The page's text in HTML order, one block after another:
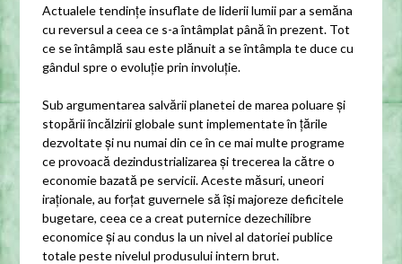
Actualele tendințe insuflate de liderii lumii par a semăna
cu reversul a ceea ce s-a întâmplat până în prezent. Tot
ce se întâmplă sau este plănuit a se întâmpla te duce cu
gândul spre o evoluție prin involuție.
Sub argumentarea salvării planetei de marea poluare și
stopării încălzirii globale sunt implementate în țările
dezvoltate și nu numai din ce în ce mai multe programe
ce provoacă dezindustrializarea și trecerea la către o
economie bazată pe servicii. Aceste măsuri, uneori
iraționale, au forțat guvernele să își majoreze deficitele
bugetare, ceea ce a creat puternice dezechilibre
economice și au condus la un nivel al datoriei publice
totale peste nivelul produsului intern brut.